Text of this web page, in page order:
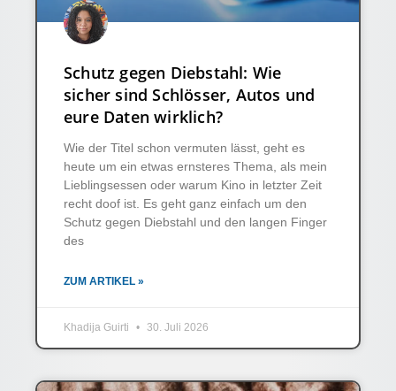
Schutz gegen Diebstahl: Wie
sicher sind Schlösser, Autos und
eure Daten wirklich?
Wie der Titel schon vermuten lässt, geht es
heute um ein etwas ernsteres Thema, als mein
Lieblingsessen oder warum Kino in letzter Zeit
recht doof ist. Es geht ganz einfach um den
Schutz gegen Diebstahl und den langen Finger
des
ZUM ARTIKEL »
Khadija Guirti 30. Juli 2026